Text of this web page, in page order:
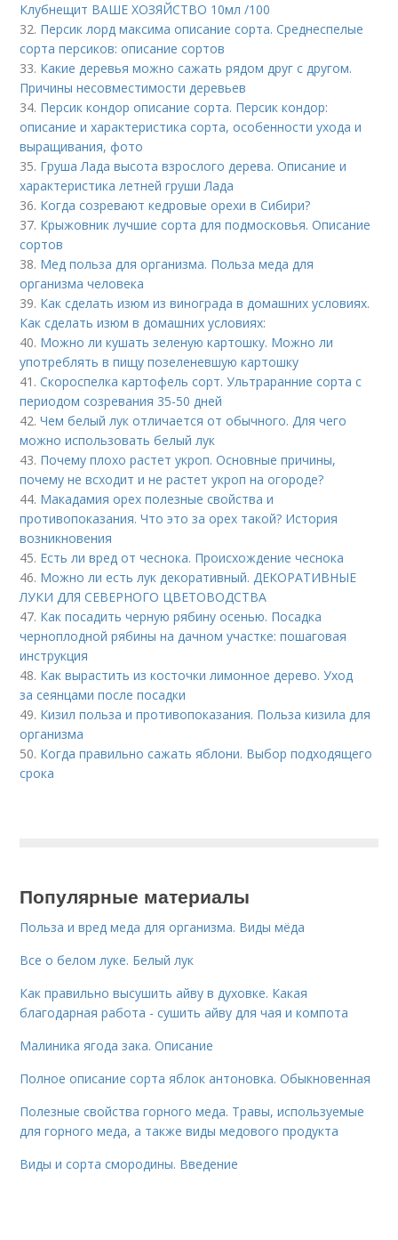
Клубнещит ВАШЕ ХОЗЯЙСТВО 10мл /100
32. Персик лорд максима описание сорта. Среднеспелые
сорта персиков: описание сортов
33. Какие деревья можно сажать рядом друг с другом.
Причины несовместимости деревьев
34. Персик кондор описание сорта. Персик кондор:
описание и характеристика сорта, особенности ухода и
выращивания, фото
35. Груша Лада высота взрослого дерева. Описание и
характеристика летней груши Лада
36. Когда созревают кедровые орехи в Сибири?
37. Крыжовник лучшие сорта для подмосковья. Описание
сортов
38. Мед польза для организма. Польза меда для
организма человека
39. Как сделать изюм из винограда в домашних условиях.
Как сделать изюм в домашних условиях:
40. Можно ли кушать зеленую картошку. Можно ли
употреблять в пищу позеленевшую картошку
41.Скороспелка картофель сорт. Ультраранние сорта с
периодом созревания 35-50 дней
42.Чем белый лук отличается от обычного. Для чего
можно использовать белый лук
43. Почему плохо растет укроп. Основные причины,
почему не всходит и не растет укроп на огороде?
44. Макадамия орех полезные свойства и
противопоказания. Что это за орех такой? История
возникновения
45. Есть ли вред от чеснока. Происхождение чеснока
46. Можно ли есть лук декоративный. ДЕКОРАТИВНЫЕ
ЛУКИ ДЛЯ СЕВЕРНОГО ЦВЕТОВОДСТВА
47. Как посадить черную рябину осенью. Посадка
черноплодной рябины на дачном участке: пошаговая
инструкция
48. Как вырастить из косточки лимонное дерево. Уход
за сеянцами после посадки
49. Кизил польза и противопоказания. Польза кизила для
организма
50. Когда правильно сажать яблони. Выбор подходящего
срока
Популярные материалы
Польза и вред меда для организма. Виды мёда
Все о белом луке. Белый лук
Как правильно высушить айву в духовке. Какая
благодарная работа - сушить айву для чая и компота
Малиника ягода зака. Описание
Полное описание сорта яблок антоновка. Обыкновенная
Полезные свойства горного меда. Травы, используемые
для горного меда, а также виды медового продукта
Виды и сорта смородины. Введение